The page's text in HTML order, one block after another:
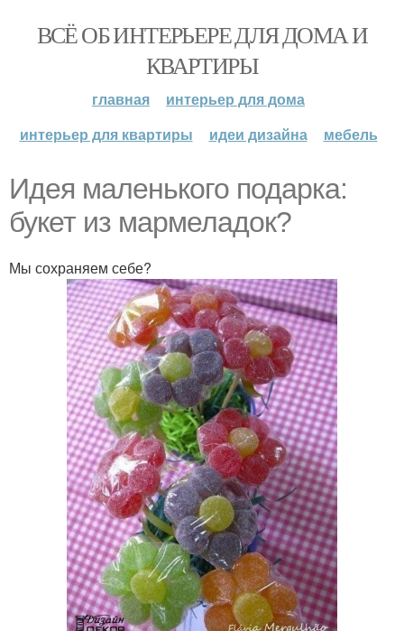
ВСЁ ОБ ИНТЕРЬЕРЕ ДЛЯ ДОМА И
КВАРТИРЫ
главная
интерьер для дома
интерьер для квартиры
идеи дизайна мебель
Идея маленького подарка:
букет из мармеладок?
Мы сохраняем себе?